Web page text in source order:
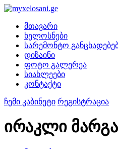
მთავარი
ხელოსნები
სარემონტო
დიზაინი
ფოტო გალერეა
სიახლეები
კონტაქტი
ჩემი კაბინეტი რეგისტრაცია
ირაკლი